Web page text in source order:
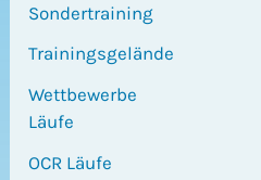
Sondertraining
Trainingsgelände
Wettbewerbe
Läufe
OCR Läufe